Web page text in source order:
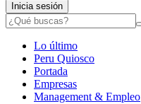
Inicia sesión
Lo último
Peru Quiosco
Portada
Empresas
Management & Empleo